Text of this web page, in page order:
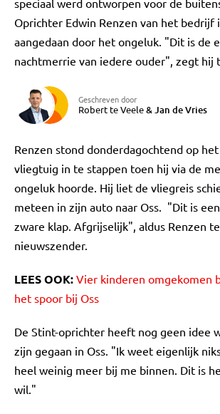
speciaal werd ontworpen voor de
Oprichter Edwin Renzen van het bedrijf
aangedaan door het ongeluk. "Dit is de
nachtmerrie van iedere ouder", zegt hij
Geschreven door
Robert te Veele&Jan de Vries
Renzen stond donderdagochtend op
vliegtuig in te stappen toen hij via de
ongeluk hoorde. Hij liet de vliegreis
meteen in zijn auto naar Oss. "Dit is
zware klap. Afgrijselijk", aldus Renzen
nieuwszender.
LEES OOK: Vier kinderen omgekomen
het spoor bij Oss
De Stint-oprichter heeft nog geen idee
zijn gegaan in Oss. "Ik weet eigenlijk
heel weinig meer bij me binnen. Dit is
wil."